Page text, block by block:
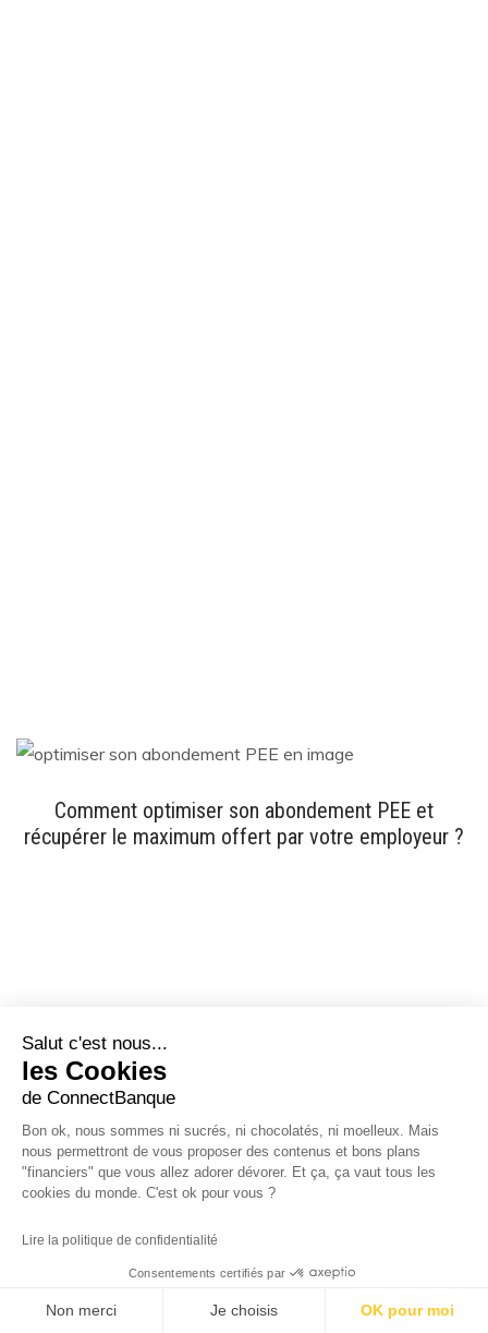
Comment optimiser son abondement PEE et
récupérer le maximum offert par votre employeur ?
Regardez tous les articles
Qui nous Actualités Nos partenaires
Salut c'est nous...
les Cookies
de ConnectBanque
Bon ok, nous sommes ni sucrés, ni chocolatés, ni moelleux. Mais
nous permettront de vous proposer des contenus et bons plans
"financiers" que vous allez adorer dévorer. Et ça, ça vaut tous les
cookies du monde. C'est ok pour vous ?
Lire la politique de confidentialité
Consentements certifiés par
Non merci Je choisis OK pour moi